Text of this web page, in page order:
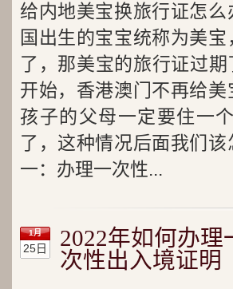
给内地美宝换旅行证怎
国出生的宝宝统称为美
了，那美宝的旅行证过
开始，香港澳门不再给
孩子的父母一定要住一
了，这种情况后面我们
一：办理一次性...
1月
25日
2022年如何办
次性出入境证明